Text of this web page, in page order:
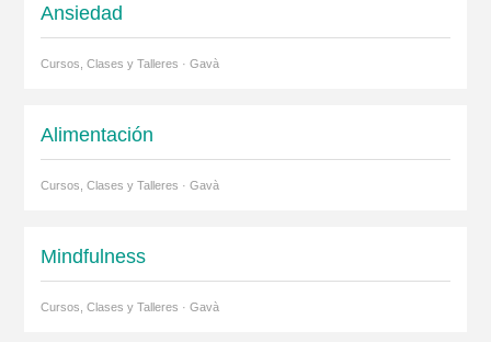
Ansiedad
Cursos, Clases y Talleres · Gavà
Alimentación
Cursos, Clases y Talleres · Gavà
Mindfulness
Cursos, Clases y Talleres · Gavà